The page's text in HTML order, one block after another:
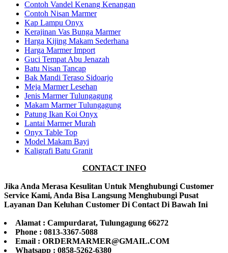
Contoh Vandel Kenang Kenangan
Contoh Nisan Marmer
Kap Lampu Onyx
Kerajinan Vas Bunga Marmer
Harga Kijing Makam Sederhana
Harga Marmer Import
Guci Tempat Abu Jenazah
Batu Nisan Tancap
Bak Mandi Teraso Sidoarjo
Meja Marmer Lesehan
Jenis Marmer Tulungagung
Makam Marmer Tulungagung
Patung Ikan Koi Onyx
Lantai Marmer Murah
Onyx Table Top
Model Makam Bayi
Kaligrafi Batu Granit
CONTACT INFO
Jika Anda Merasa Kesulitan Untuk Menghubungi Customer
Service Kami, Anda Bisa Langsung Menghubungi Pusat
Layanan Dan Keluhan Customer Di Contact Di Bawah Ini
Alamat : Campurdarat, Tulungagung 66272
Phone : 0813-3367-5088
Email : ORDERMARMER@GMAIL.COM
Whatsapp : 0858-5262-6380